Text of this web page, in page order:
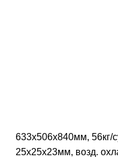
633х506х840мм, 56кг/
25x25x23мм, возд.